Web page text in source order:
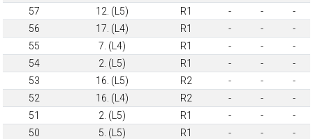
57
12. (L5) R1 - -
-
56
17. (L4) R1 - -
-
55
7. (L4) R1 - -
-
54
2. (L5) R1 - -
-
53
16. (L5) R2 - -
-
52
16. (L4) R2 - -
-
51
2. (L5) R1 - -
-
50
5. (L5) R1 - -
-